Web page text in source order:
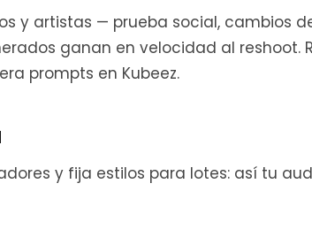
y artistas — prueba social, cambios
ganan en velocidad al reshoot.
prompts en Kubeez.
y fija estilos para lotes: así tu